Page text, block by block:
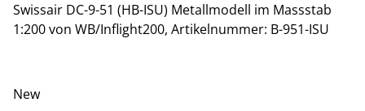
Swissair DC-9-51 (HB-ISU) Metallmodell im Massstab
1:200 von WB/Inflight200, Artikelnummer: B-951-ISU
New